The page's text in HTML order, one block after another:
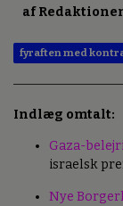
af
fyraften med
Indlæg omtalt:
Gaza-
israelsk
Nye